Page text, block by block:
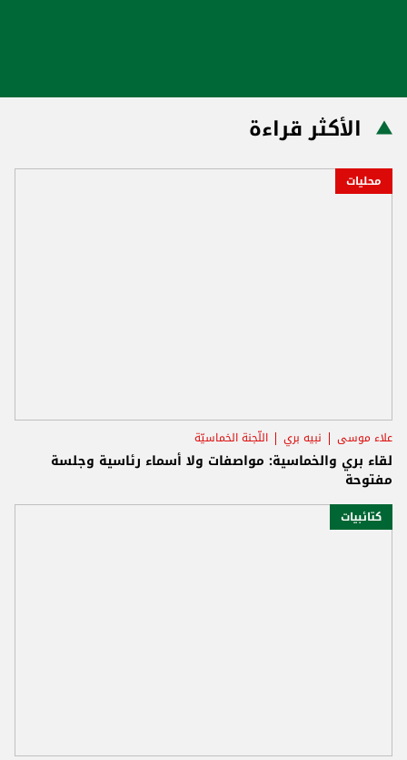
الأكثر قراءة
محليات
علاء موسى نبيه بري اللّجنة الخماسيّة
لقاء بري والخماسية: مواصفات ولا أسماء رئاسية وجلسة
مفتوحة
كتائبيات